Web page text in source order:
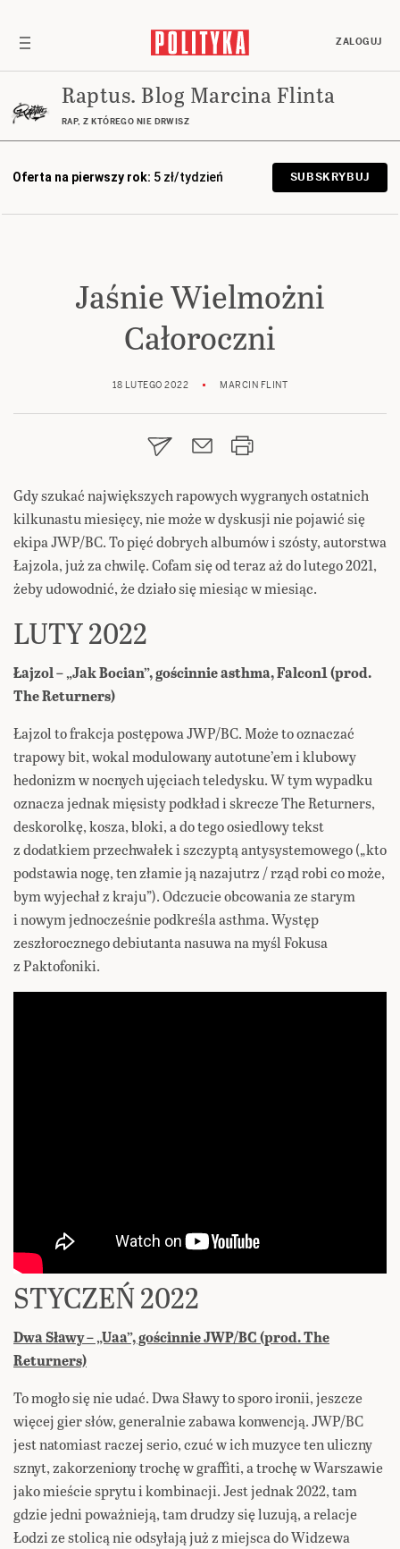
ZALOGUJ
Raptus. Blog Marcina Flinta
RAP, Z KTÓREGO NIE DRWISZ
Oferta na pierwszy rok: 5 zł/tydzień SUBSKRYBUJ
Jaśnie Wielmożni
Całoroczni
18 LUTEGO 2022 MARCIN FLINT
Gdy szukać największych rapowych wygranych ostatnich
kilkunastu miesięcy, nie może w dyskusji nie pojawić się
ekipa JWP/BC. To pięć dobrych albumów i szósty, autorstwa
Łajzola, już za chwilę. Cofam się od teraz aż do lutego 2021,
żeby udowodnić, że działo się miesiąc w miesiąc.
LUTY 2022
Łajzol – „Jak Bocian”, gościnnie asthma, Falcon1 (prod.
The Returners)
Łajzol to frakcja postępowa JWP/BC. Może to oznaczać
trapowy bit, wokal modulowany autotune’em i klubowy
hedonizm w nocnych ujęciach teledysku. W tym wypadku
oznacza jednak mięsisty podkład i skrecze The Returners,
deskorolkę, kosza, bloki, a do tego osiedlowy tekst
z dodatkiem przechwałek i szczyptą antysystemowego („kto
podstawia nogę, ten złamie ją nazajutrz / rząd robi co może,
bym wyjechał z kraju”). Odczucie obcowania ze starym
i nowym jednocześnie podkreśla asthma. Występ
zeszłorocznego debiutanta nasuwa na myśl Fokusa
z Paktofoniki.
STYCZEŃ 2022
Dwa Sławy – „Uaa”, gościnnie JWP/BC (prod. The
Returners)
To mogło się nie udać. Dwa Sławy to sporo ironii, jeszcze
więcej gier słów, generalnie zabawa konwencją. JWP/BC
jest natomiast raczej serio, czuć w ich muzyce ten uliczny
sznyt, zakorzeniony trochę w graffiti, a trochę w Warszawie
jako mieście sprytu i kombinacji. Jest jednak 2022, tam
gdzie jedni poważnieją, tam drudzy się luzują, a relacje
Łodzi ze stolicą nie odsyłają już z miejsca do Widzewa